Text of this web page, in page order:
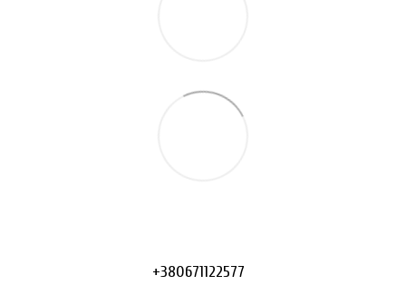
+380671122577